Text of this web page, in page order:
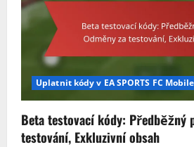
Uplatnit kódy v EA SPORTS FC Mobile
Beta testovací kódy: Předběžný
testování, Exkluzivní obsah